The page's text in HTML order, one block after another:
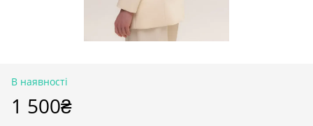
В наявності
1 500₴